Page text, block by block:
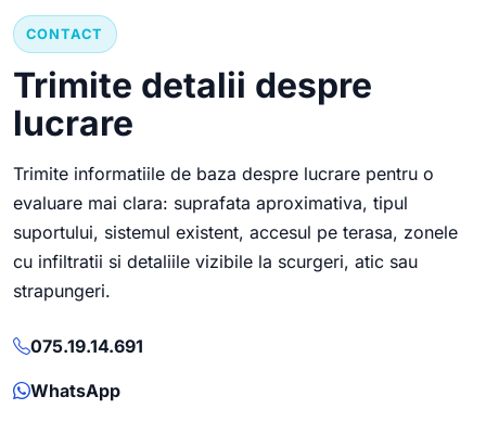
CONTACT
Trimite detalii despre
lucrare
Trimite informatiile de baza despre lucrare pentru o
evaluare mai clara: suprafata aproximativa, tipul
suportului, sistemul existent, accesul pe terasa, zonele
cu infiltratii si detaliile vizibile la scurgeri, atic sau
strapungeri.
075.19.14.691
WhatsApp